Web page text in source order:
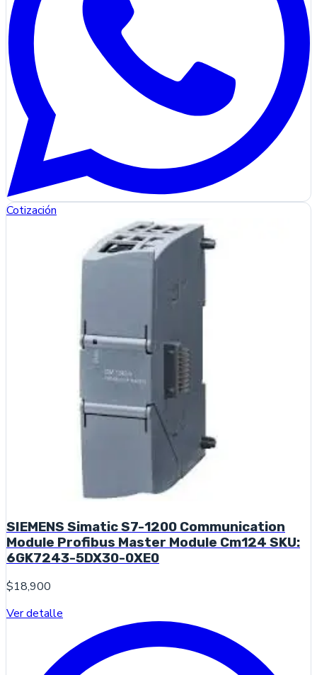
Cotización
SIEMENS Simatic S7-1200 Communication
Module Profibus Master Module Cm124 SKU:
6GK7243-5DX30-0XE0
$18,900
Ver detalle